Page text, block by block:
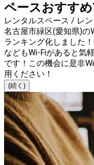
ペースおすす
レンタルスペース / レ
名古屋市緑区(愛知県)の
ランキング化しました
などもWi-Fiがあると気
です！この機会に是非
用ください！
(続く)